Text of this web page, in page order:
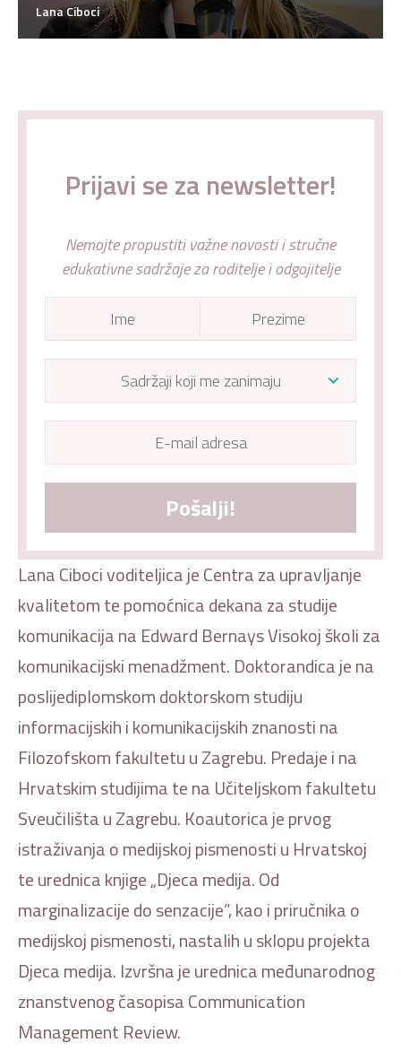
Lana Ciboci
Prijavi se za newsletter!
Nemojte propustiti važne novosti i stručne
edukativne sadržaje za roditelje i odgojitelje
Pošalji!
Lana Ciboci voditeljica je Centra za upravljanje
kvalitetom te pomoćnica dekana za studije
komunikacija na Edward Bernays Visokoj školi za
komunikacijski menadžment. Doktorandica je na
poslijediplomskom doktorskom studiju
informacijskih i komunikacijskih znanosti na
Filozofskom fakultetu u Zagrebu. Predaje i na
Hrvatskim studijima te na Učiteljskom fakultetu
Sveučilišta u Zagrebu. Koautorica je prvog
istraživanja o medijskoj pismenosti u Hrvatskoj
te urednica knjige „Djeca medija. Od
marginalizacije do senzacije”, kao i priručnika o
medijskoj pismenosti, nastalih u sklopu projekta
Djeca medija. Izvršna je urednica međunarodnog
znanstvenog časopisa Communication
Management Review.